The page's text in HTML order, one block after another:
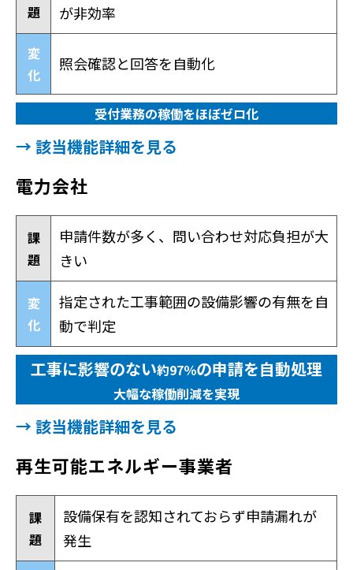
題
が非効率
変
化
照会確認と回答を自動化
受付業務の稼働をほぼゼロ化
→ 該当機能詳細を見る
電力会社
課
題
申請件数が多く、問い合わせ対応負担が大
きい
変
化
指定された工事範囲の設備影響の有無を自
動で判定
工事に影響のない約97％の申請を自動処理
大幅な稼働削減を実現
→ 該当機能詳細を見る
再生可能エネルギー事業者
課
題
設備保有を認知されておらず申請漏れが
発生